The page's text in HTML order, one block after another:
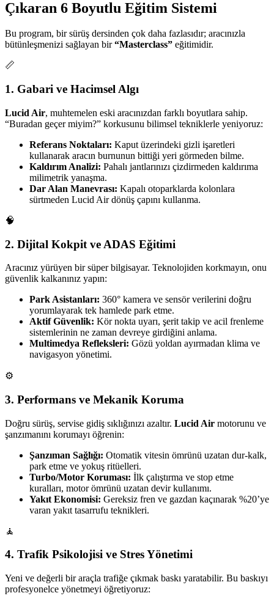
Çıkaran 6 Boyutlu Eğitim Sistemi
Bu program, bir sürüş dersinden çok daha fazlasıdır; aracınızla
bütünleşmenizi sağlayan bir“Masterclass” eğitimidir.
📏
1. Gabari ve Hacimsel Algı
Lucid Air, muhtemelen eski aracınızdan farklı boyutlara sahip.
“Buradan geçer miyim?” korkusunu bilimsel tekniklerle yeniyoruz:
Referans Noktaları: Kaput üzerindeki gizli işaretleri
kullanarak aracın burnunun bittiği yeri görmeden bilme.
Kaldırım Analizi: Pahalı jantlarınızı çizdirmeden kaldırıma
milimetrik yanaşma.
Dar Alan Manevrası: Kapalı otoparklarda kolonlara
sürtmeden Lucid Air dönüş çapını kullanma.
🧠
2. Dijital Kokpit ve ADAS Eğitimi
Aracınız yürüyen bir süper bilgisayar. Teknolojiden korkmayın, onu
güvenlik kalkanınız yapın:
Park Asistanları: 360° kamera ve sensör verilerini doğru
yorumlayarak tek hamlede park etme.
Aktif Güvenlik: Kör nokta uyarı, şerit takip ve acil frenleme
sistemlerinin ne zaman devreye girdiğini anlama.
Multimedya Refleksleri: Gözü yoldan ayırmadan klima ve
navigasyon yönetimi.
⚙️
3. Performans ve Mekanik Koruma
Doğru sürüş, servise gidiş sıklığınızı azaltır. Lucid Air motorunu ve
şanzımanını korumayı öğrenin:
Şanzıman Sağlığı: Otomatik vitesin ömrünü uzatan dur-kalk,
park etme ve yokuş ritüelleri.
Turbo/Motor Koruması: İlk çalıştırma ve stop etme
kuralları, motor ömrünü uzatan devir kullanımı.
Yakıt Ekonomisi: Gereksiz fren ve gazdan kaçınarak %20’ye
varan yakıt tasarrufu teknikleri.
🧘
4. Trafik Psikolojisi ve Stres Yönetimi
Yeni ve değerli bir araçla trafiğe çıkmak baskı yaratabilir. Bu baskıyı
profesyonelce yönetmeyi öğretiyoruz: